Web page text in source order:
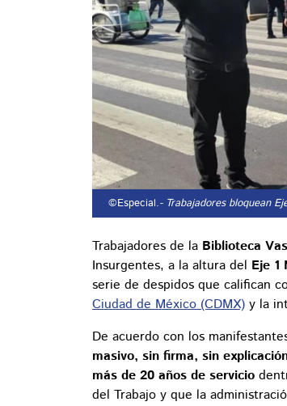
©Especial.- Trabajadores bloquean
Trabajadores de la Biblioteca
Insurgentes, a la altura del Eje 1
serie de despidos que califican
Ciudad de México (CDMX) y la
De acuerdo con los
masivo, sin firma, sin
más de 20 años de servicio
del Trabajo y que la